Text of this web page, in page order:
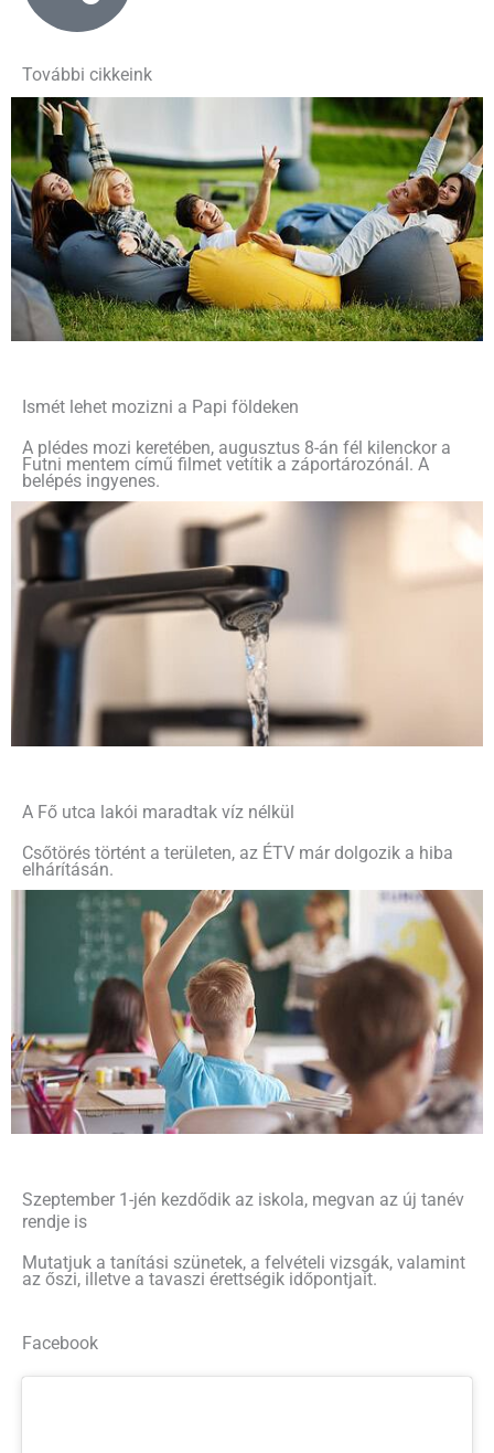
További cikkeink
Ismét lehet mozizni a Papi földeken
A plédes mozi keretében, augusztus 8-án fél kilenckor a
Futni mentem című filmet vetítik a záportározónál. A
belépés ingyenes.
A Fő utca lakói maradtak víz nélkül
Csőtörés történt a területen, az ÉTV már dolgozik a hiba
elhárításán.
Szeptember 1-jén kezdődik az iskola, megvan az új tanév
rendje is
Mutatjuk a tanítási szünetek, a felvételi vizsgák, valamint
az őszi, illetve a tavaszi érettségik időpontjait.
Facebook